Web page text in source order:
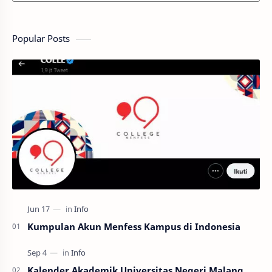
Popular Posts
Kumpulan Akun Menfess Kampus di Indonesia